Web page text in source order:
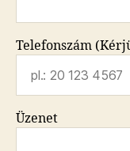
Telefonszám
Üzenet